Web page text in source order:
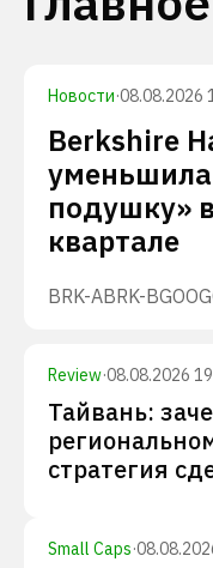
Новости·08.08.2026
Berkshire
подушку»
квартале
BRK-ABRK-BGOOG
Review·08.08.2026
Тайвань:
стратегия
Small Caps·